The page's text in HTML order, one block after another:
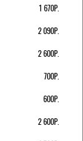
1 670Р.
2 090Р.
2 600Р.
700Р.
600Р.
2 600Р.